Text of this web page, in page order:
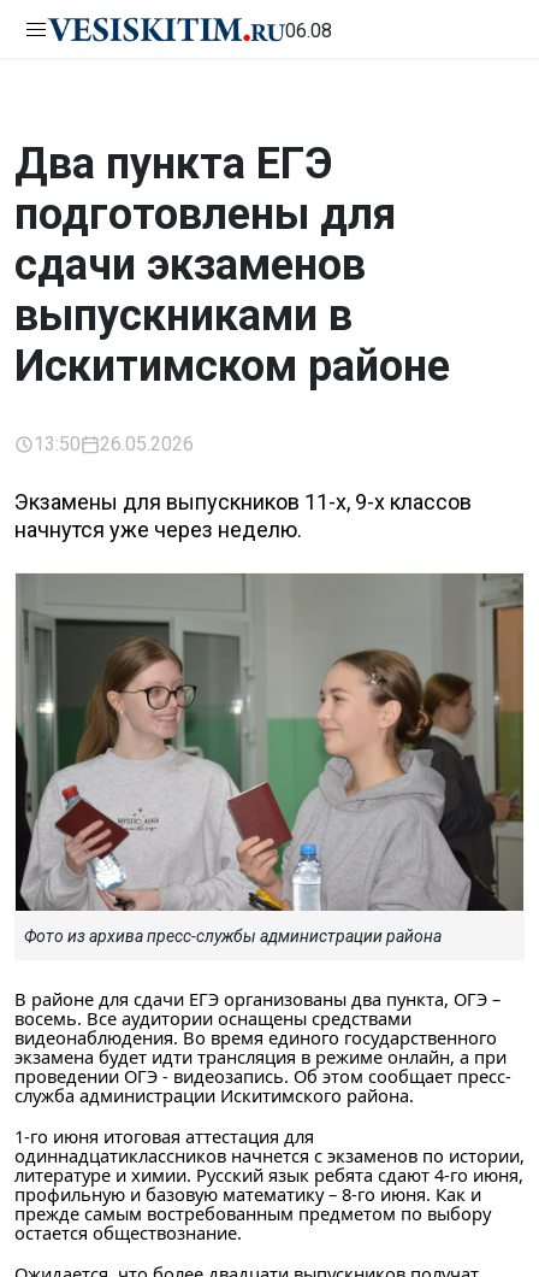
06.08
Два пункта ЕГЭ
подготовлены для
сдачи экзаменов
выпускниками в
Искитимском районе
13:50 26.05.2026
Экзамены для выпускников 11-х, 9-х классов
начнутся уже через неделю.
Фото из архива пресс-службы администрации района
В районе для сдачи ЕГЭ организованы два пункта, ОГЭ –
восемь. Все аудитории оснащены средствами
видеонаблюдения. Во время единого государственного
экзамена будет идти трансляция в режиме онлайн, а при
проведении ОГЭ - видеозапись. Об этом сообщает пресс-
служба администрации Искитимского района.
1-го июня итоговая аттестация для
одиннадцатиклассников начнется с экзаменов по истории,
литературе и химии. Русский язык ребята сдают 4-го июня,
профильную и базовую математику – 8-го июня. Как и
прежде самым востребованным предметом по выбору
остается обществознание.